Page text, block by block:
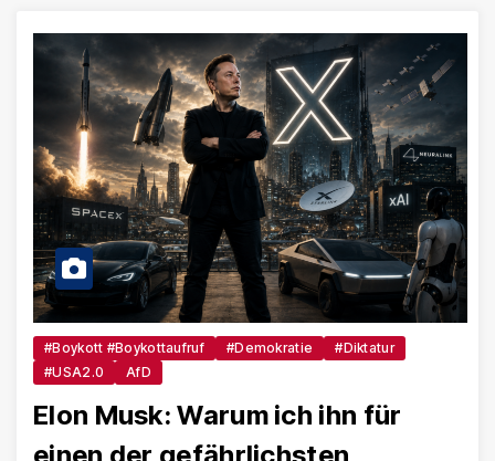
#Boykott #Boykottaufruf #Demokratie
#Diktatur
#USA2.0
AfD
Elon Musk: Warum ich ihn für